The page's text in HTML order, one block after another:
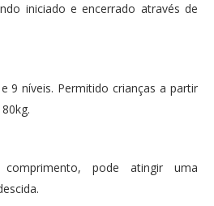
iniciado e encerrado através de
9 níveis. Permitido crianças a partir
pode atingir uma